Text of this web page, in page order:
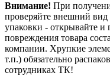
Внимание! При
проверяйте внешний
упаковки - открывайте и
повреждения товара
компании. Хрупкие
т.п.) обязательно
сотрудниках ТК!